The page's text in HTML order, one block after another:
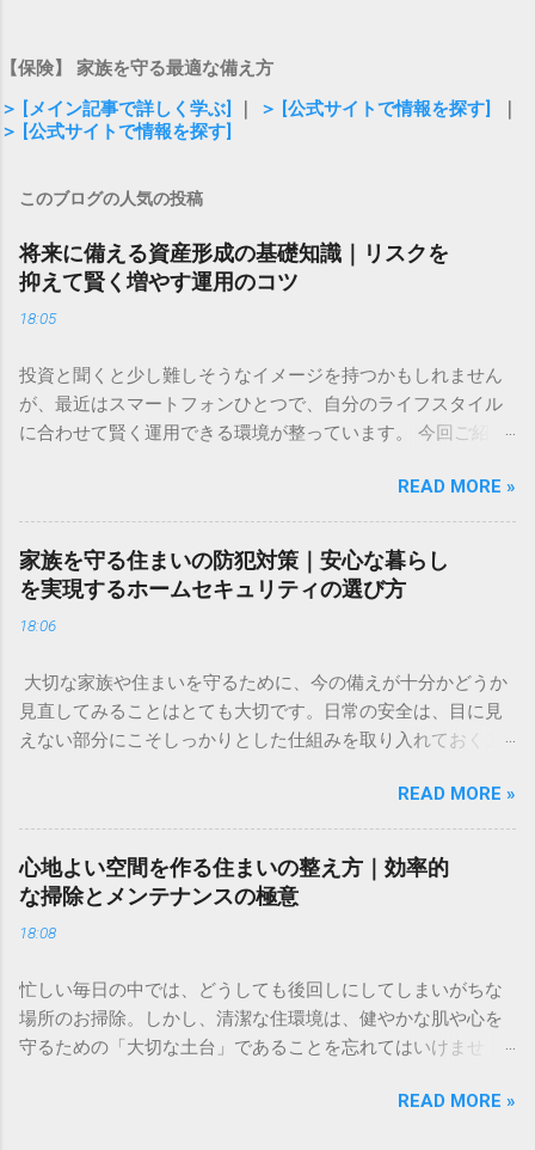
【保険】 家族を守る最適な備え方
＞ [メイン記事で詳しく学ぶ]
＞ [公式サイトで情報を探す]
＞ [公式サイトで情報を探す]
このブログの人気の投稿
将来に備える資産形成の基礎知識｜リスクを
抑えて賢く増やす運用のコツ
18:05
投資と聞くと少し難しそうなイメージを持つかもしれません
が、最近はスマートフォンひとつで、自分のライフスタイル
に合わせて賢く運用できる環境が整っています。 今回ご紹介
とつのアプリで管理できる新しいツールです。直感的な操作
感と、取引手数料が無料という気軽さが特徴で、投資のタイ
ミングを逃したくない方や、これから新しい挑戦を始めたい
方に適した選択肢といえるでしょう。 ✅ [投資の新しい形を詳
しく見る] ✅ 「将来のために何かしたほうがいいのはわかって
いるけれど、何から始めればいいのかわからない」「今の生
焦りを感じることはありませんか？ 多くの人が一度は頭を悩
ませる「お金」の問題。特に、将来の生活資金やライフイベ
ントに備えるための資産形成は、早い段階から少しずつ取り
しく考えがちな資産形成について、初心者の方でも安心して
取り組める基本的な考え方と、リスクを抑えて賢く資産を守
り、育てるためのコツをわかりやすく解説します。特別な知
識がなくても、今日からできる一歩を一緒に整理していきま
もしれません。しかし、現在の経済環境において、自ら資産
を管理し、育てる意識を持つことは、誰にとっても欠かせな
いライフスキルとなっています。 物価上昇と資産維持の関係
私たちが暮らす社会では、モノの価格が変動します。これま
では「お金を銀行に預けておけば安心」という考え方が一般
READ MORE »
家族を守る住まいの防犯対策｜安心な暮らし
を実現するホームセキュリティの選び方
18:06
大切な家族や住まいを守るために、今の備えが十分かどうか
見直してみることはとても大切です。日常の安全は、目に見
えない部分にこそしっかりとした仕組みを取り入れておくこ
キュリティについて「自分たちでできる対策」と「プロの
力」を組み合わせることで、より強固な暮らしの基盤を作る
方法をご紹介します。今の生活環境に合わせた、無理のない
防犯対策を検討してみてはいかがでしょうか。 ✅ [住まいの安
心をサポートする詳細はこちらから確認できます] ✅ 「最近、
近所で物騒な噂を聞いて不安」「外出中や就寝中、家族の安
て、このように考えたことはありませんか。家は本来、心か
らリラックスできる場所であるはずです。しかし、ほんの少
しの油断や防犯意識の欠如が、大切な家族や財産を脅かす隙
ない」と思っているときこそ、見直すべき重要なライフスキ
READ MORE »
心地よい空間を作る住まいの整え方｜効率的
な掃除とメンテナンスの極意
18:08
忙しい毎日の中では、どうしても後回しにしてしまいがちな
場所のお掃除。しかし、清潔な住環境は、健やかな肌や心を
守るための「大切な土台」であることを忘れてはいけませ
ない汚れをすっきりと解消し、お部屋に心地よい空気を取り
READ MORE »